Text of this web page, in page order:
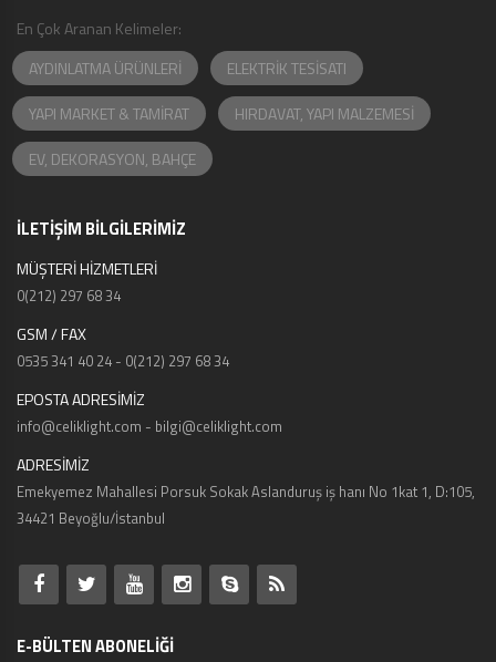
En Çok Aranan Kelimeler:
AYDINLATMA ÜRÜNLERİ
ELEKTRİK TESİSATI
YAPI MARKET & TAMİRAT
HIRDAVAT, YAPI MALZEMESİ
EV, DEKORASYON, BAHÇE
İLETİŞİM BİLGİLERİMİZ
MÜŞTERİ HİZMETLERİ
0(212) 297 68 34
GSM / FAX
0535 341 40 24 - 0(212) 297 68 34
EPOSTA ADRESİMİZ
info@celiklight.com - bilgi@celiklight.com
ADRESİMİZ
Emekyemez Mahallesi Porsuk Sokak Aslanduruş iş hanı No 1kat 1, D:105,
34421 Beyoğlu/İstanbul
E-BÜLTEN ABONELİĞİ